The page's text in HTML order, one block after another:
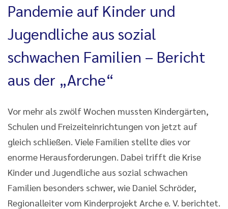
Pandemie auf Kinder und
Jugendliche aus sozial
schwachen Familien – Bericht
aus der „Arche“
Vor mehr als zwölf Wochen mussten Kindergärten,
Schulen und Freizeiteinrichtungen von jetzt auf
gleich schließen. Viele Familien stellte dies vor
enorme Herausforderungen. Dabei trifft die Krise
Kinder und Jugendliche aus sozial schwachen
Familien besonders schwer, wie Daniel Schröder,
Regionalleiter vom Kinderprojekt Arche e. V. berichtet.